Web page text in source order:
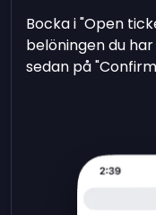
Bocka i "Open
belöningen du
sedan på